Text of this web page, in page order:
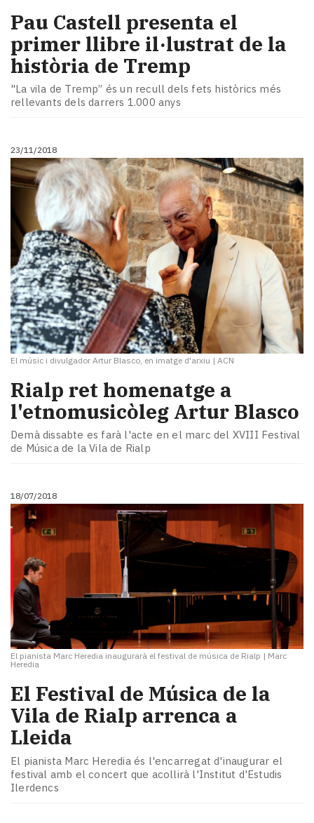
Pau Castell presenta el
primer llibre il·lustrat de la
història de Tremp
"La vila de Tremp” és un recull dels fets històrics més
rellevants dels darrers 1.000 anys
23/11/2018
El músic i divulgador Artur Blasco, en imatge d'arxiu | ACN
Rialp ret homenatge a
l'etnomusicòleg Artur Blasco
Demà dissabte es farà l'acte en el marc del XVIII Festival
de Música de la Vila de Rialp
18/07/2018
El pianista Marc Heredia inaugurarà el festival de música de Rialp | Marc
Heredia
El Festival de Música de la
Vila de Rialp arrenca a
Lleida
El pianista Marc Heredia és l'encarregat d'inaugurar el
festival amb el concert que acollirà l'Institut d'Estudis
Ilerdencs